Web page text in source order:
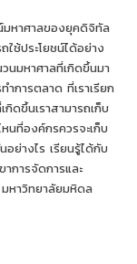
มหาศาลของยุคดิจิทัล
ช้ประโยชน์ได้อย่าง
นมหาศาลที่เกิดขึ้นมา
ำการตลาด ที่เราเรียก
ดขึ้นเราสามารถเก็บ
นที่องค์กรควรจะเก็บ
อย่างไร เรียนรู้ได้กับ
การจัดการและ
หาวิทยาลัยมหิดล